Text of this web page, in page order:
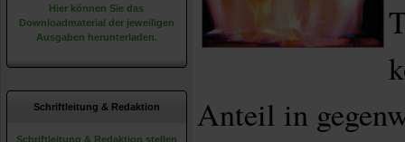
Hier können Sie das
Downloadmaterial der jeweiligen
Ausgaben herunterladen.
Schriftleitung & Redaktion
Schriftleitung & Redaktion stellen
Anteil in